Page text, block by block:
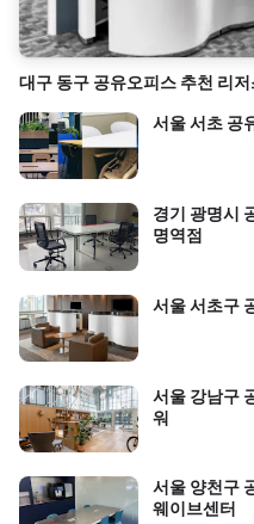
대구 동구 공유오피스 추천 리
서울 서초 공
경기 광명시
명역점
서울 서초구
서울 강남구
워
서울 양천구
웨이브센터